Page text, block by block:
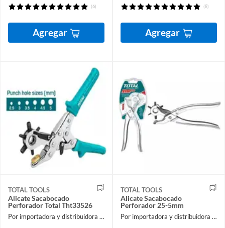
(6)
Agregar
(8)
Agregar
TOTAL TOOLS
Alicate Sacabocado
Perforador Total Tht33526
Por importadora y distribuidora ferroelectronic spa
TOTAL TOOLS
Alicate Sacabocado
Perforador 25-5mm
Por importadora y distribuidora ferroelectronic spa